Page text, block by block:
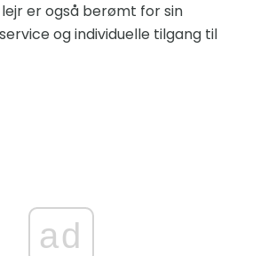
er også berømt for sin
og individuelle tilgang til
ad